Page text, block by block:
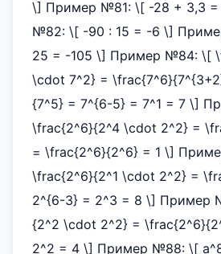
\] Пример №81: \[ -28 + 3,3
№82: \[ -90 : 15 = -6 \]
25 = -105 \] Пример №84: \[
\cdot 7^2} =
{7^5} = 7^{6-5} = 7^1 = 7 \]
\frac{2^6}{2^4 \cdot 2^2} =
= \frac{2^6}{2^6} = 1 \]
\frac{2^6}{2^1 \cdot 2^2} =
2^{6-3} = 2^3 = 8 \] Пример
{2^2 \cdot 2^2} =
2^2 = 4 \] Пример №88: \[